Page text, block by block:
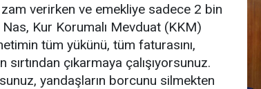
zam verirken ve emekliye sadece 2 bin
Kur Korumalı Mevduat (KKM)
tüm yükünü, tüm faturasını,
çıkarmaya çalışıyorsunuz.
yandaşların borcunu silmekten